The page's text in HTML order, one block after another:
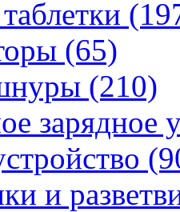
(65)
(210)
зарядное
и